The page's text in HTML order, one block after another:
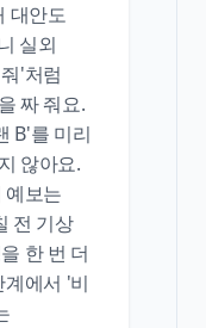
대안도
실외
'처럼
짜 줘요.
B'를 미리
않아요.
예보는
전 기상
한 번 더
에서 '비